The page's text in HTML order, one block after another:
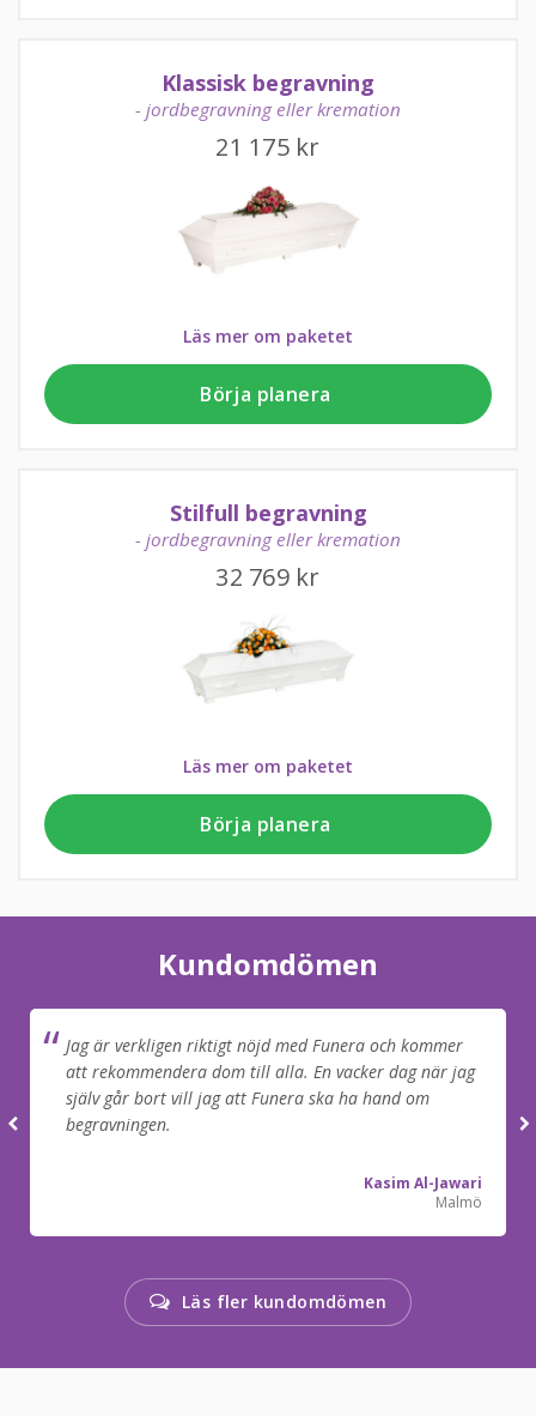
Klassisk begravning
- jordbegravning eller kremation
21 175 kr
Läs mer om paketet
Börja planera
Stilfull begravning
- jordbegravning eller kremation
32 769 kr
Läs mer om paketet
Börja planera
Kundomdömen
Jag är verkligen riktigt nöjd med Funera och kommer
att rekommendera dom till alla. En vacker dag när jag
själv går bort vill jag att Funera ska ha hand om
begravningen.
Kasim Al-Jawari
Malmö
Läs fler kundomdömen